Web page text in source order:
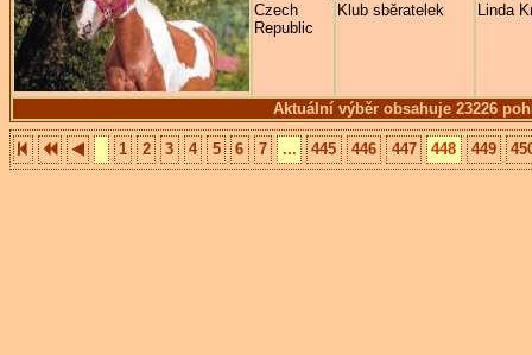
Aktuální výběr obsahuje 23226
Czech
Republic
Klub sběratelek Linda
1 2 3 4 5 6 7 ... 445 446 447 448 449